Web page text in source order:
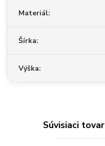
Materiál
Šírka
Výška
Súvisiaci tovar